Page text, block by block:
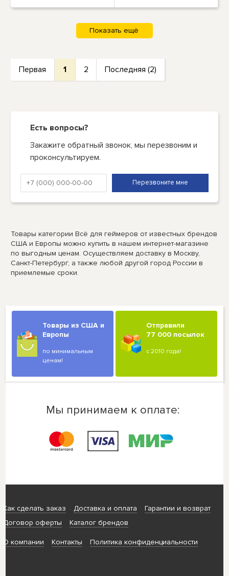
Cushion - USB-A for
both sound and mic use
- cable 1.5m - Three
Year Warranty -
Первая 1 2 Последняя (2)
Есть вопросы?
Закажите обратный звонок, мы перезвоним и
проконсультируем.
Товары категории Всё для геймеров от известных брендов
США и Европы можно купить в нашем интернет-магазине
по выгодным ценам. Осуществляем доставку в Москву,
Санкт-Петербург, а также любой другой город России в
приемлемые сроки.
Товары из США и
Европы
по минимальным
ценам!
Отправили
77 000 посылок
с 2010 года!
Мы принимаем к оплате:
Как сделать заказ Доставка и оплата
Гарантии и возврат
Договор оферты
Каталог брендов
О компании Контакты Политика конфиденциальности